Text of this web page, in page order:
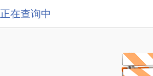
正在查询中